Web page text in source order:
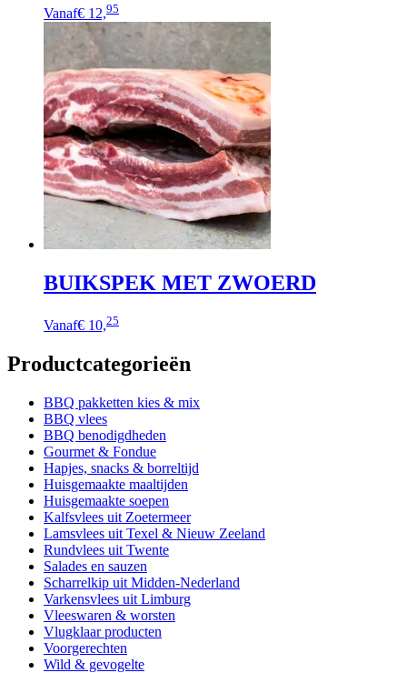
Vanaf€ 12,95
product
heeft
meerdere
variaties.
Deze
optie
kan
gekozen
worden
op
de
productpagina
BUIKSPEK MET ZWOERD
Vanaf€ 10,25
meerdere
Deze
kan
gekozen
worden
op
de
productpagina
Productcategorieën
BBQ pakketten kies & mix
BBQ vlees
BBQ benodigdheden
Gourmet & Fondue
Hapjes, snacks & borreltijd
Huisgemaakte maaltijden
Huisgemaakte soepen
Kalfsvlees uit Zoetermeer
Lamsvlees uit Texel & Nieuw Zeeland
Rundvlees uit Twente
Salades en sauzen
Scharrelkip uit Midden-Nederland
Varkensvlees uit Limburg
Vleeswaren & worsten
Vlugklaar producten
Voorgerechten
Wild & gevogelte